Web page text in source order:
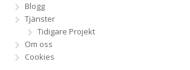
Blogg
Tjänster
Tidigare Projekt
Om oss
Cookies